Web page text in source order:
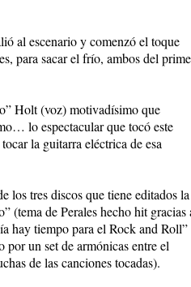
al escenario y comenzó el toque
para sacar el frío, ambos del
Holt (voz) motivadísimo que
lo espectacular que tocó este
la guitarra eléctrica de esa
los tres discos que tiene editados la
(tema de Perales hecho hit gracias
hay tiempo para el Rock and Roll”
por un set de armónicas entre el
de las canciones tocadas).